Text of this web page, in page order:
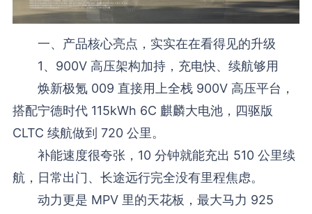
一、产品核心亮点，实实在在看得见的升级
1、900V 高压架构加持，充电快、续航够用
焕新极氪 009 直接用上全栈 900V 高压平台，
搭配宁德时代 115kWh 6C 麒麟大电池，四驱版
CLTC 续航做到 720 公里。
补能速度很夸张，10 分钟就能充出 510 公里续
航，日常出门、长途远行完全没有里程焦虑。
动力更是 MPV 里的天花板，最大马力 925